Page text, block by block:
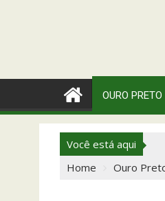
OURO PRETO
Você está aqui
Home
Ouro